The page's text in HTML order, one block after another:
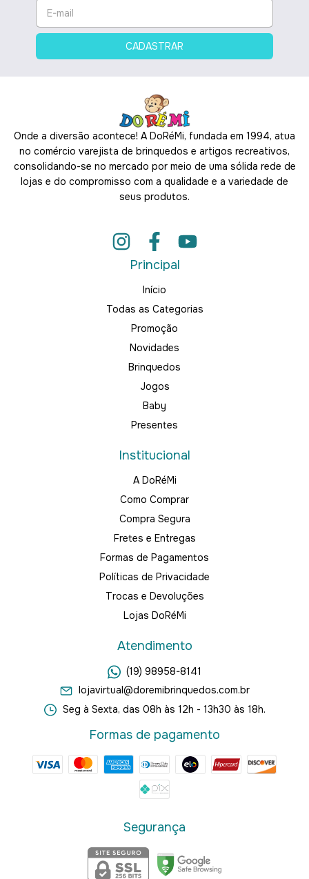
Onde a diversão acontece! A DoRéMi, fundada em 1994, atua
no comércio varejista de brinquedos e artigos recreativos,
consolidando-se no mercado por meio de uma sólida rede de
lojas e do compromisso com a qualidade e a variedade de
seus produtos.
Principal
Início
Todas as Categorias
Promoção
Novidades
Brinquedos
Jogos
Baby
Presentes
Institucional
A DoRéMi
Como Comprar
Compra Segura
Fretes e Entregas
Formas de Pagamentos
Políticas de Privacidade
Trocas e Devoluções
Lojas DoRéMi
Atendimento
(19) 98958-8141
lojavirtual@doremibrinquedos.com.br
Seg à Sexta, das 08h às 12h - 13h30 às 18h.
Formas de pagamento
Segurança